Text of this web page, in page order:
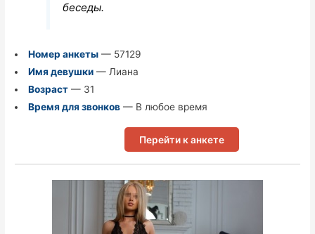
беседы.
Номер анкеты— 57129
Имя девушки— Лиана
Возраст— 31
Время для звонков— В любое время
Перейти к анкете